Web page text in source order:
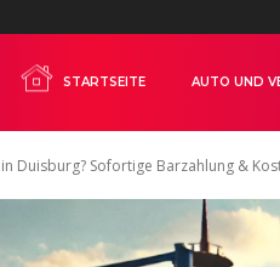
STARTSEITE AUTO UND
Duisburg? Sofortige Barzahlung &